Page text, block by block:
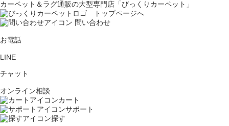
カーペット＆ラグ通販の大型専門店「びっくりカーペット」
問い合わせ
お電話
LINE
チャット
オンライン相談
カート
サポート
探す